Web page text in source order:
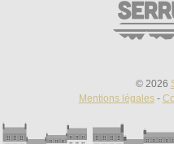
© 2026
Mentions légales-